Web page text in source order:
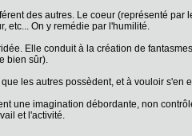
des autres. Le coeur (représenté
etc... On y remédie par l'humilité.
Elle conduit à la création de
bien sûr).
les autres possèdent, et à vouloir s'en
une imagination débordante, non
et l'activité.